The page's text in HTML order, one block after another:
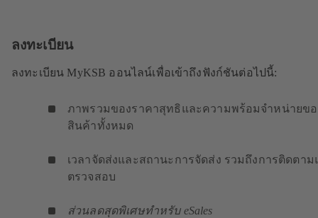
ลงทะเบียน
ลงทะเบียน MyKSB ออนไลน์เพื่อเข้าถึงฟังก์ชันต่อไปนี้:
ภาพรวมของราคาสุทธิและความพร้อมจำหน่ายข
สินค้าทั้งหมด
เวลาจัดส่งและสถานะการจัดส่ง รวมถึงการติดตาม
ตรวจสอบ
ส่วนลดสุดพิเศษทำหรับ eSales